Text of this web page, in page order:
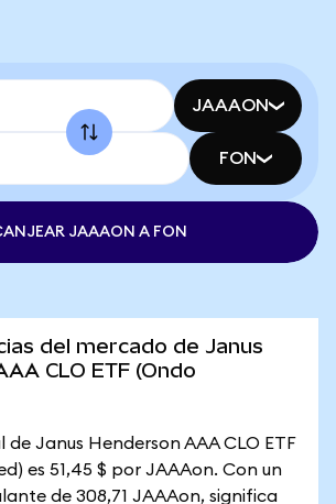
JAAAON
FON
JAAAON A FON
del mercado de Janus
CLO ETF (Ondo
de Janus Henderson AAA CLO ETF
es 51,45 $ por JAAAon. Con un
de 308,71 JAAAon, significa